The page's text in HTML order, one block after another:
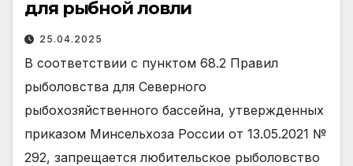
для рыбной ловли
25.04.2025
В соответствии с пунктом 68.2 Правил
рыболовства для Северного
рыбохозяйственного бассейна, утвержденных
приказом Минсельхоза России от 13.05.2021 №
292, запрещается любительское рыболовство